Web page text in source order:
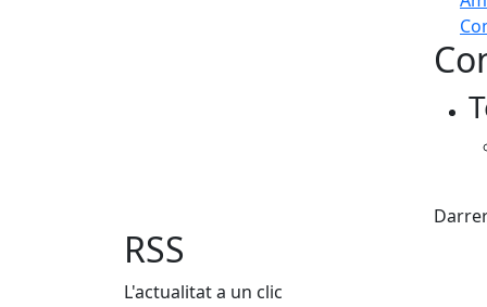
+
−
RSS
L'actualitat a un clic